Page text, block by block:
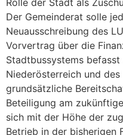
Der Gemeinderat solle
Neuausschreibung des
Vorvertrag über die
Stadtbussystems
Niederösterreich und
grundsätzliche
Beteiligung am
sich mit der Höhe der
Betrieb in der bisherigen